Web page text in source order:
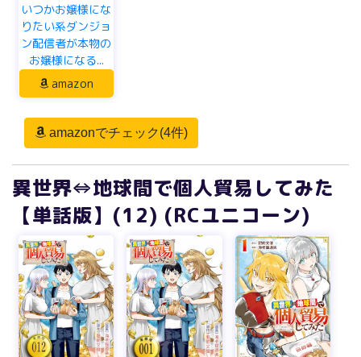
いつかお嬢様にな
りたい系ダンジョ
ン配信者が本物の
お嬢様になる...
amazon
amazonでチェック(4件)
異世界⇔地球間で個人貿易してみた
【単話版】(12) (RCユニコーン)